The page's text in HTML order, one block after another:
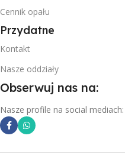
Cennik opału
Przydatne
Kontakt
Nasze oddziały
Obserwuj nas na:
Nasze profile na social mediach: